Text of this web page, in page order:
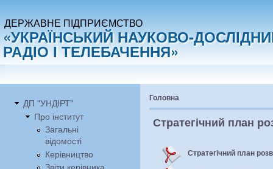
ДЕРЖАВНЕ ПІДПРИЄМСТВО
«УКРАЇНСЬКИЙ НАУКОВО-
РАДІО І ТЕЛЕБАЧЕННЯ»
ДП "УНДІРТ"
Про інститут
Загальні
відомості
Керівництво
Звіти керівника
Головна
Стратегічний план
Стратегічний план